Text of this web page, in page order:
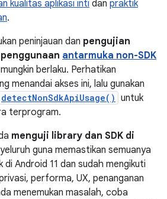
kualitas aplikasi inti dan praktik
.
peninjauan dan pengujian
antarmuka non-SDK
berlaku. Perhatikan
menandai akses ini, lalu gunakan
detectNonSdkApiUsage() untuk
terprogram.
menguji library dan SDK di
guna memastikan semuanya
di Android 11 dan sudah mengikuti
performa, UX, penanganan
menemukan masalah, coba